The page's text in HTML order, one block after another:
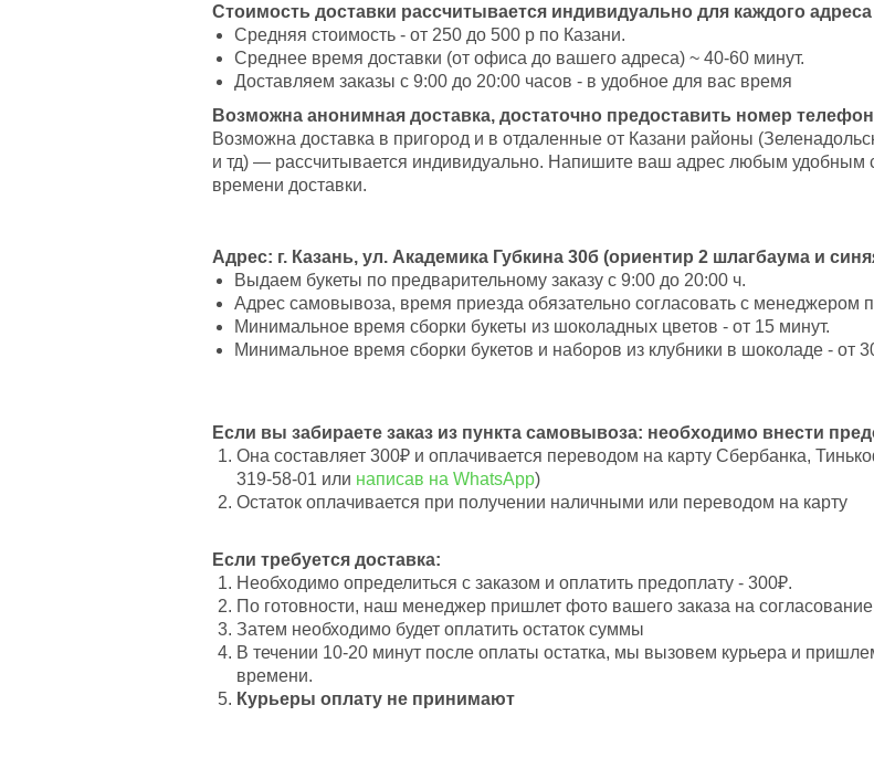
Стоимость доставки рассчитывается индивидуально для каждого
Средняя стоимость - от 250 до 500 р по Казани.
Среднее время доставки (от офиса до вашего адреса) ~ 40-60 минут.
Доставляем заказы с 9:00 до 20:00 часов - в удобное для вас время
Возможна анонимная доставка, достаточно предоставить номер
Возможна доставка в пригород и в отдаленные от Казани районы
и тд) — рассчитывается индивидуально. Напишите ваш адрес любым удобным
времени доставки.
Адрес: г. Казань, ул. Академика Губкина 30б (ориентир 2 шлагбаума и
Выдаем букеты по предварительному заказу с 9:00 до 20:00 ч.
Адрес самовывоза, время приезда обязательно согласовать с менеджером
Минимальное время сборки букеты из шоколадных цветов - от 15 минут.
Минимальное время сборки букетов и наборов из клубники в шоколаде - от
Если вы забираете заказ из пункта самовывоза: необходимо внести
Она составляет 300₽ и оплачивается переводом на карту Сбербанка,
319-58-01 или написав на WhatsApp)
Остаток оплачивается при получении наличными или переводом на карту
Если требуется доставка:
Необходимо определиться с заказом и оплатить предоплату - 300₽.
По готовности, наш менеджер пришлет фото вашего заказа на согласование
Затем необходимо будет оплатить остаток суммы
В течении 10-20 минут после оплаты остатка, мы вызовем курьера и
времени.
Курьеры оплату не принимают